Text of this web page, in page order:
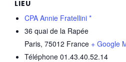
LIEU
CPA Annie Fratellini *
36 quai de la Rapée
Paris, 75012 France + Google
Téléphone 01.43.40.52.14